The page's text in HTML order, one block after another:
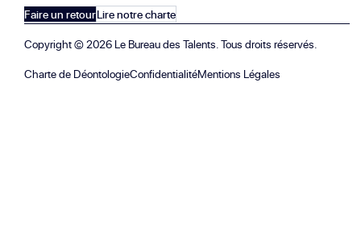
Faire un retourLire notre charte
Copyright ©2026 Le Bureau des Talents. Tous droits réservés.
Charte de DéontologieConfidentialitéMentions Légales